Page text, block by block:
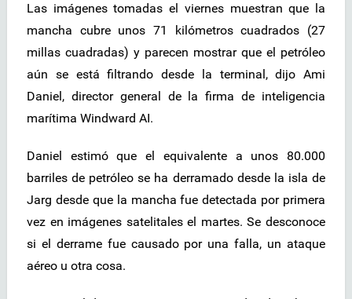
Las imágenes tomadas el viernes muestran que la
mancha cubre unos 71 kilómetros cuadrados (27
millas cuadradas) y parecen mostrar que el petróleo
aún se está filtrando desde la terminal, dijo Ami
Daniel, director general de la firma de inteligencia
marítima Windward AI.
Daniel estimó que el equivalente a unos 80.000
barriles de petróleo se ha derramado desde la isla de
Jarg desde que la mancha fue detectada por primera
vez en imágenes satelitales el martes. Se desconoce
si el derrame fue causado por una falla, un ataque
aéreo u otra cosa.